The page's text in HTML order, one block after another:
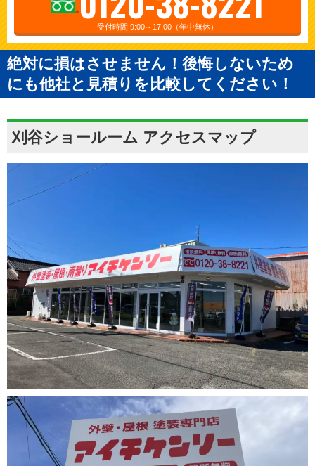
受付時間 9:00～17:00（年中無休）
絶対に損はさせません！後悔しないため
にも他社と見積りを比較してください！
刈谷ショールーム アクセスマップ